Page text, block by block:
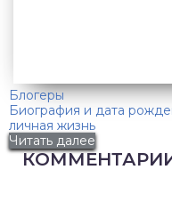
Блогеры
Биография и дата
личная жизнь
Читать далее